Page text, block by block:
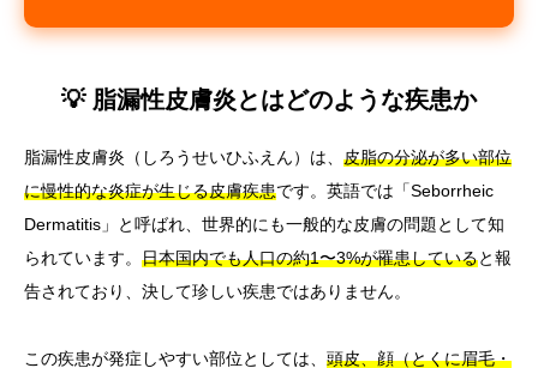
💡 脂漏性皮膚炎とはどのような疾患か
脂漏性皮膚炎（しろうせいひふえん）は、 皮脂の分泌が多い部位
に慢性的な炎症が生じる皮膚疾患です。英語では「Seborrheic
Dermatitis」と呼ばれ、世界的にも一般的な皮膚の問題として知
られています。 日本国内でも人口の約1〜3%が罹患していると報
告されており、決して珍しい疾患ではありません。
この疾患が発症しやすい部位としては、 頭皮、顔（とくに眉毛・